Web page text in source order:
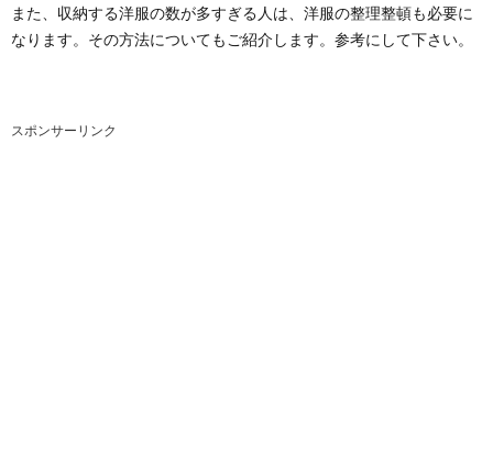
また、収納する洋服の数が多すぎる人は、洋服の整理整頓も必要に
なります。その方法についてもご紹介します。参考にして下さい。
スポンサーリンク